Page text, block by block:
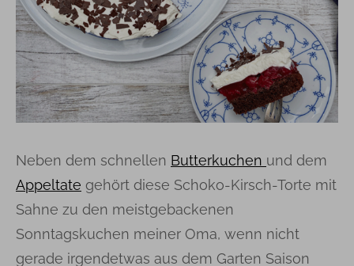
Neben dem schnellen Butterkuchen und dem
Appeltate gehört diese Schoko-Kirsch-Torte mit
Sahne zu den meistgebackenen
Sonntagskuchen meiner Oma, wenn nicht
gerade irgendetwas aus dem Garten Saison